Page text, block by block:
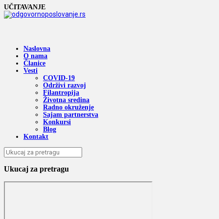
UČITAVANJE
Naslovna
O nama
Članice
Vesti
COVID-19
Održivi razvoj
Filantropija
Životna sredina
Radno okruženje
Sajam partnerstva
Konkursi
Blog
Kontakt
Ukucaj za pretragu